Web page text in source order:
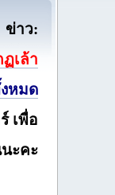
ข่าว:
ฏเล้า
หมด
เพื่อ
ะคะ